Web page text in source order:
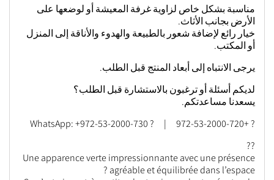
مناسبة بشكل خاص لزاوية غرفة المعيشة أو لوضعها على
الأرض بجانب الأثاث.
خيار رائع لإضافة شعور بالطبيعة والهدوء والأناقة إلى المنزل
أو المكتب.
يرجى الانتباه إلى أبعاد المنتج قبل الطلب.
لديكم أسئلة أو ترغبون بالاستشارة قبل الطلب؟
يسعدنا مساعدتكم.
? +972-53-2000-720 | ? WhatsApp: +972-53-2000-730
??
Une apparence verte impressionnante avec une présence
agréable et équilibrée dans l’espace ?